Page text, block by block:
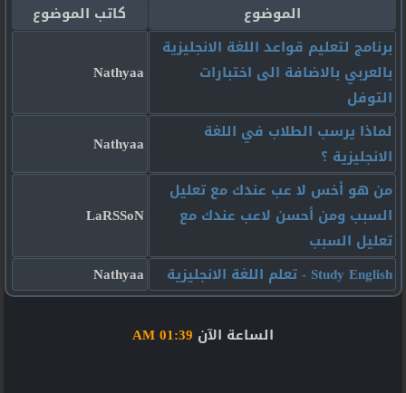
الموضوع
كاتب الموضوع
برنامج لتعليم قواعد اللغة الانجليزية
بالعربي بالاضافة الى اختبارات
التوفل
Nathyaa
لماذا يرسب الطلاب في اللغة
الانجليزية ؟
Nathyaa
من هو أخس لا عب عندك مع تعليل
السبب ومن أحسن لاعب عندك مع
تعليل السبب
LaRSSoN
Study English - تعلم اللغة الانجليزية Nathyaa
الساعة الآن 01:39 AM